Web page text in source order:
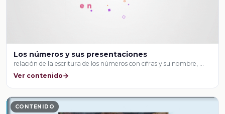
Los números y sus presentaciones
relación de la escritura de los números con cifras y su nombre, …
Ver contenido
CONTENIDO